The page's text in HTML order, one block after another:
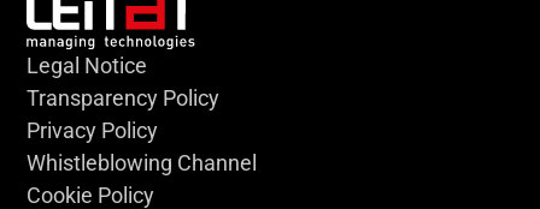
Legal Notice
Transparency Policy
Privacy Policy
Whistleblowing Channel
Cookie Policy